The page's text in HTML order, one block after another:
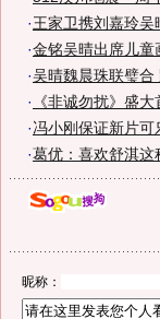
·王家卫携刘嘉玲
·金铭吴晴出席儿童
·吴晴魏晨珠联璧
· 《非诚勿扰》盛
·冯小刚保证新片可
·葛优：喜欢舒淇这
昵称：